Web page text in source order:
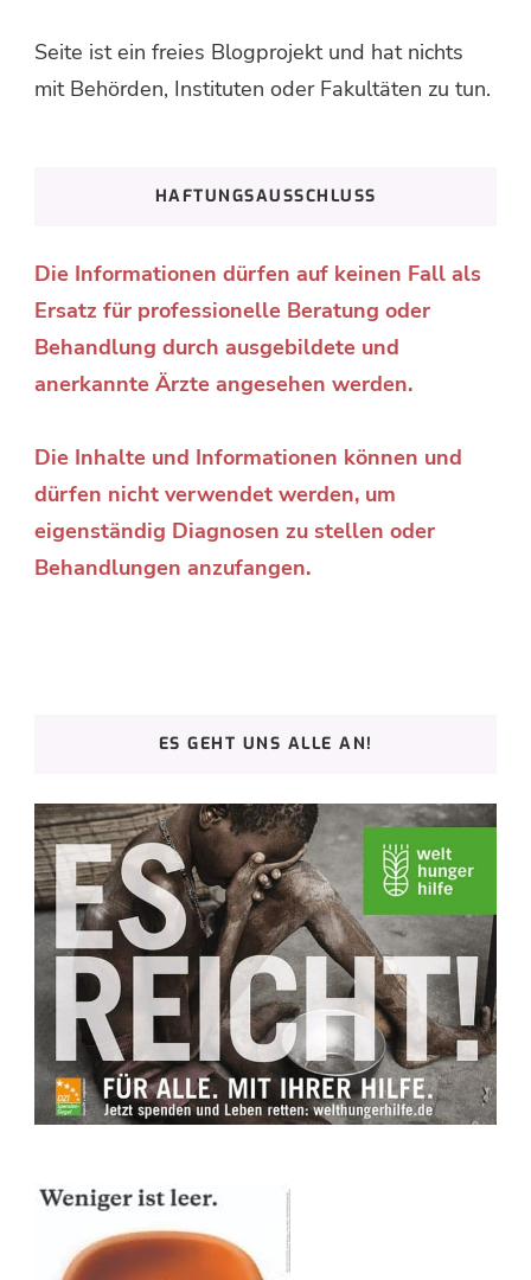
Seite ist ein freies Blogprojekt und hat nichts
mit Behörden, Instituten oder Fakultäten zu tun.
HAFTUNGSAUSSCHLUSS
Die Informationen dürfen auf keinen Fall als
Ersatz für professionelle Beratung oder
Behandlung durch ausgebildete und
anerkannte Ärzte angesehen werden.
Die Inhalte und Informationen können und
dürfen nicht verwendet werden, um
eigenständig Diagnosen zu stellen oder
Behandlungen anzufangen.
ES GEHT UNS ALLE AN!